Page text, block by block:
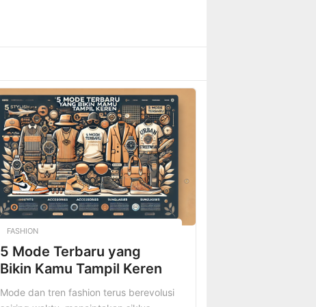
FASHION
5 Mode Terbaru yang
Bikin Kamu Tampil Keren
Mode dan tren fashion terus berevolusi